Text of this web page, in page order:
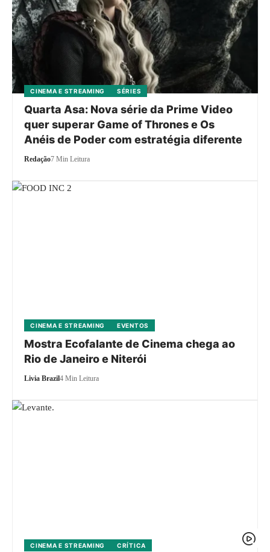
CINEMA E STREAMING SÉRIES
Quarta Asa: Nova série da Prime Video
quer superar Game of Thrones e Os
Anéis de Poder com estratégia diferente
Redação7 Min Leitura
CINEMA E STREAMING EVENTOS
Mostra Ecofalante de Cinema chega ao
Rio de Janeiro e Niterói
Livia Brazil4 Min Leitura
CINEMA E STREAMING CRÍTICA